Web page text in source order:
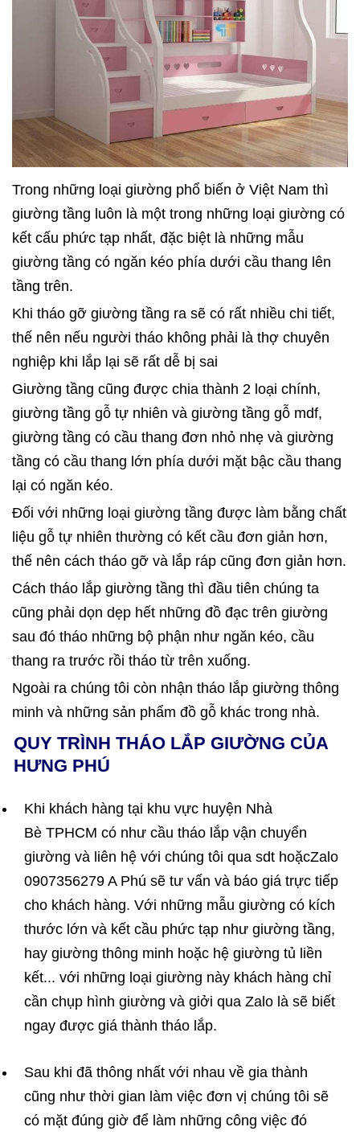
Trong những loại giường phổ biến ở Việt Nam thì
giường tầng luôn là một trong những loại giường có
kết cấu phức tạp nhất, đặc biệt là những mẫu
giường tầng có ngăn kéo phía dưới cầu thang lên
tầng trên.
Khi tháo gỡ giường tầng ra sẽ có rất nhiều chi tiết,
thế nên nếu người tháo không phải là thợ chuyên
nghiệp khi lắp lại sẽ rất dễ bị sai
Giường tầng cũng được chia thành 2 loại chính,
giường tầng gỗ tự nhiên và giường tầng gỗ mdf,
giường tầng có cầu thang đơn nhỏ nhẹ và giường
tầng có cầu thang lớn phía dưới mặt bậc cầu thang
lại có ngăn kéo.
Đối với những loại giường tầng được làm bằng chất
liệu gỗ tự nhiên thường có kết cầu đơn giản hơn,
thế nên cách tháo gỡ và lắp ráp cũng đơn giản hơn.
Cách tháo lắp giường tầng thì đầu tiên chúng ta
cũng phải dọn dẹp hết những đồ đạc trên giường
sau đó tháo những bộ phận như ngăn kéo, cầu
thang ra trước rồi tháo từ trên xuống.
Ngoài ra chúng tôi còn nhận tháo lắp giường thông
minh và những sản phẩm đồ gỗ khác trong nhà.
QUY TRÌNH THÁO LẮP GIƯỜNG CỦA
HƯNG PHÚ
Khi khách hàng tại khu vực huyện Nhà
Bè TPHCM có như cầu tháo lắp vận chuyển
giường và liên hệ với chúng tôi qua sdt hoặcZalo
0907356279 A Phú sẽ tư vấn và báo giá trực tiếp
cho khách hàng. Với những mẫu giường có kích
thước lớn và kết cầu phức tạp như giường tầng,
hay giường thông minh hoặc hệ giường tủ liền
kết... với những loại giường này khách hàng chỉ
cần chụp hình giường và giởi qua Zalo là sẽ biết
ngay được giá thành tháo lắp.
Sau khi đã thông nhất với nhau về gia thành
cũng như thời gian làm việc đơn vị chúng tôi sẽ
có mặt đúng giờ để làm những công việc đó